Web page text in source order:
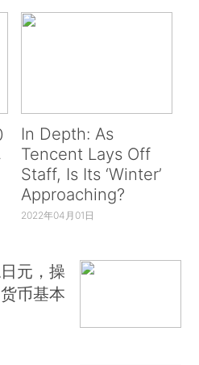
In Depth: As
Tencent Lays Off
Staff, Is Its ‘Winter’
Approaching?
2022年04月01日
元，操
币基本